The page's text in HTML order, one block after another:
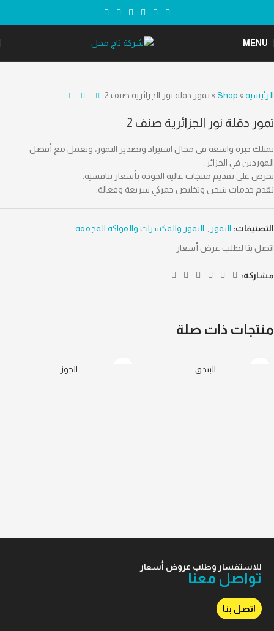
MENU
الرئيسية»
Shop
» تمور دقلة نور الجزائرية صنف 2
تمور دقلة نور الجزائرية صنف 2
نمتلك خبرة واسعة في مجال استيراد وتصدير التمور، ونعمل مع أفضل
الموردين في الجزائر.
نحرص على تقديم منتجات عالية الجودة بأسعار تنافسية.
نقدم خدمات شحن وتخليص جمركي سريعة وفعالة.
التصنيفات: التمور , التمور والمكسرات والفواكه المجففة
اتصل بنا لطلب عرض أسعار
مشاركة:
منتجات ذات صلة
البندق الجوز
للاستفسار وطلب عروض أسعار
تواصل معنا
اتصل بنا